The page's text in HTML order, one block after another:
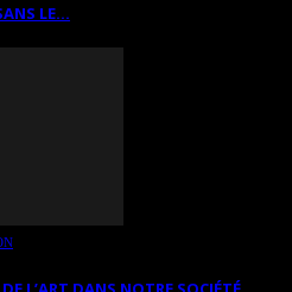
LE…